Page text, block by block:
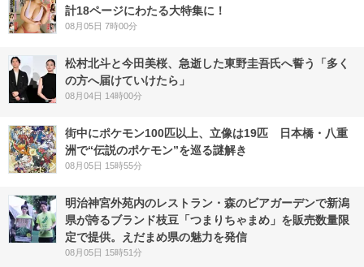
計18ページにわたる大特集に！
08月05日 7時00分
松村北斗と今田美桜、急逝した東野圭吾氏へ誓う「多く
の方へ届けていけたら」
08月04日 14時00分
街中にポケモン100匹以上、立像は19匹 日本橋・八重
洲で“伝説のポケモン”を巡る謎解き
08月05日 15時55分
明治神宮外苑内のレストラン・森のビアガーデンで新潟
県が誇るブランド枝豆「つまりちゃまめ」を販売数量限
定で提供。えだまめ県の魅力を発信
08月05日 15時51分